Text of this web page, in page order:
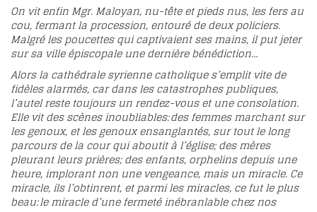
On vit enfin Mgr. Maloyan, nu-tête et pieds nus, les fers au
cou, fermant la procession, entouré de deux policiers.
Malgré les poucettes qui captivaient ses mains, il put jeter
sur sa ville épiscopale une dernière bénédiction…
Alors la cathédrale syrienne catholique s’emplit vite de
fidèles alarmés, car dans les catastrophes publiques,
l’autel reste toujours un rendez-vous et une consolation.
Elle vit des scènes inoubliables: des femmes marchant sur
les genoux, et les genoux ensanglantés, sur tout le long
parcours de la cour qui aboutit à l’église; des mères
pleurant leurs prières; des enfants, orphelins depuis une
heure, implorant non une vengeance, mais un miracle. Ce
miracle, ils l’obtinrent, et parmi les miracles, ce fut le plus
beau: le miracle d’une fermeté inébranlable chez nos